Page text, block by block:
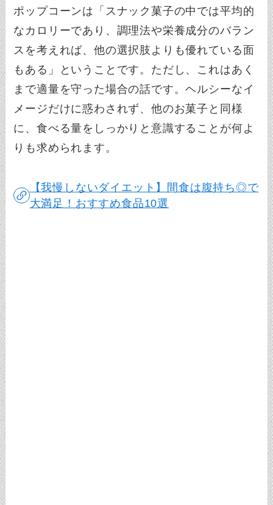
ポップコーンは「スナック菓子の中では平均的
なカロリーであり、調理法や栄養成分のバラン
スを考えれば、他の選択肢よりも優れている面
もある」ということです。ただし、これはあく
まで適量を守った場合の話です。ヘルシーなイ
メージだけに惑わされず、他のお菓子と同様
に、食べる量をしっかりと意識することが何よ
りも求められます。
【我慢しないダイエット】間食は腹持ち◎で
大満足！おすすめ食品10選